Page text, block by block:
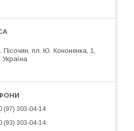
Пісочин, пл. Ю. Кононенка, 1,
Україна
(97) 303-04-14
(93) 303-04-14